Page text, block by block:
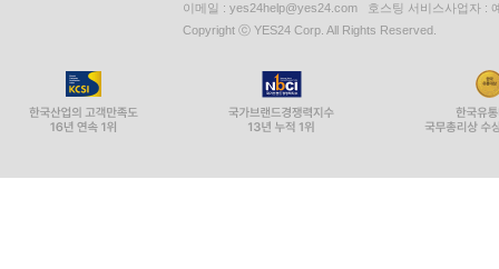
이메일 : yes24help@yes24.com 호스팅 서비스사업자 :
Copyright ⓒ YES24 Corp. All Rights Reserved.